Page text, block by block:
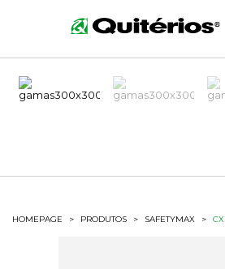
HOMEPAGE > PRODUTOS > SAFETYMAX >